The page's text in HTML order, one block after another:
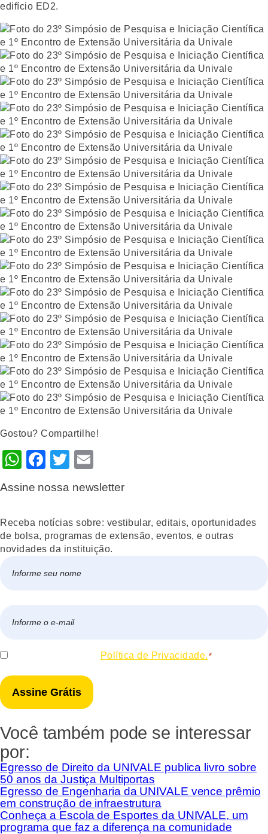
edifício ED2.
Gostou? Compartilhe!
WhatsApp
Facebook
Twitter
Assine nossa newsletter
Receba notícias sobre: vestibular, editais, oportunidades
de bolsa, programas de extensão, eventos, e outras
novidades da instituição.
mail
Consentir Política de Privacidade. *
Você também pode se interessar
por:
Egresso de Direito da UNIVALE publica livro sobre
50 anos da Justiça Multiportas
Egresso de Engenharia da UNIVALE vence prêmio
em construção de infraestrutura
Conheça a Escola de Esportes da UNIVALE, um
programa que faz a diferença na comunidade